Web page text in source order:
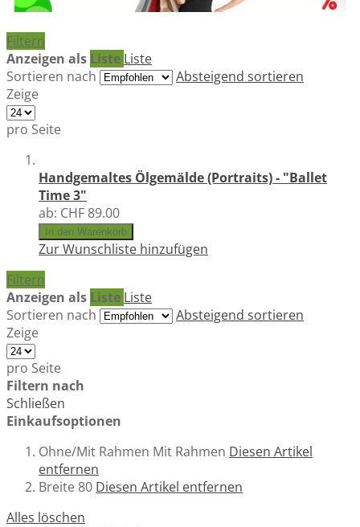
Filtern
Anzeigen als Liste Liste
Sortieren nach
Absteigend sortieren
Zeige
pro Seite
Handgemaltes Ölgemälde (Portraits) - "Ballet
Time 3"
ab: CHF 89.00
In den Warenkorb
Zur Wunschliste hinzufügen
Filtern
Anzeigen als Liste Liste
Sortieren nach
Absteigend sortieren
Zeige
pro Seite
Filtern nach
Schließen
Einkaufsoptionen
Ohne/Mit Rahmen Mit Rahmen Diesen Artikel
entfernen
Breite 80 Diesen Artikel entfernen
Alles löschen